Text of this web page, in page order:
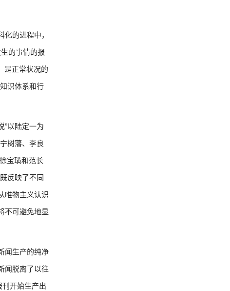
的进程中，
的事情的报
是正常状况的
识体系和行
”以陆定一为
树藩、李良
宝璜和范长
反映了不同
唯物主义认识
不可避免地显
闻生产的纯净
闻脱离了以往
开始生产出